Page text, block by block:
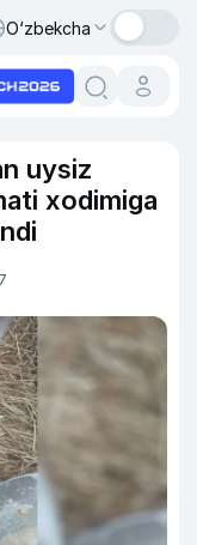
O‘zbekcha
uysiz
xodimiga